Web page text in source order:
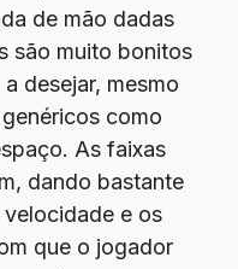
de mão dadas
são muito bonitos
desejar, mesmo
como
As faixas
dando bastante
e os
que o jogador